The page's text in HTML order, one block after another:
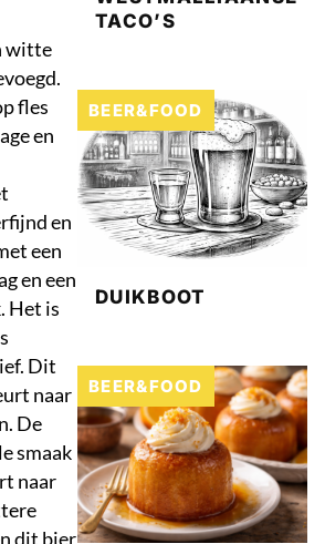
witte
fles
en
en
een
en een
Het is
Dit
naar
De
smaak
naar
dit bier
TACO’S
BEER&FOOD
DUIKBOOT
BEER&FOOD